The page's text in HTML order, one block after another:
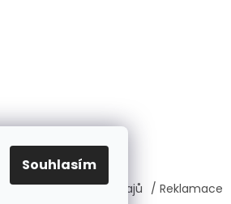
Souhlasím
/ Ochrana osobních údajů / Reklamace